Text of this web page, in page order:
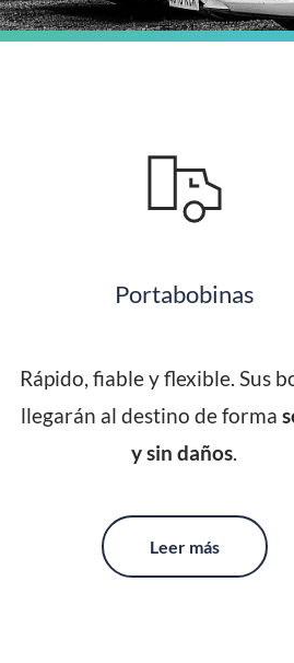
Portabobinas
Rápido, fiable y flexible. Sus
llegarán al destino de forma
y sin daños.
Leer más